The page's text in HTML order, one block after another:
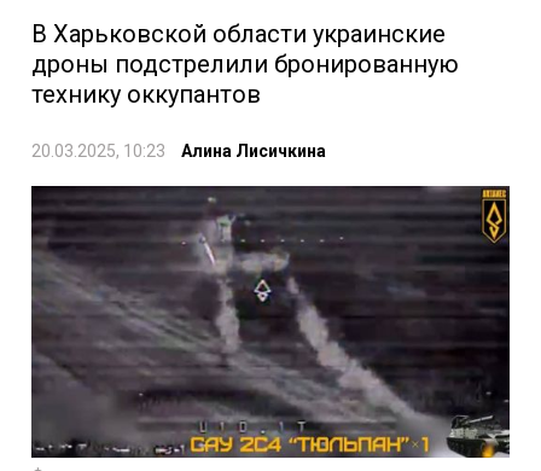
В Харьковской области украинские
дроны подстрелили бронированную
технику оккупантов
20.03.2025, 10:23 Алина Лисичкина